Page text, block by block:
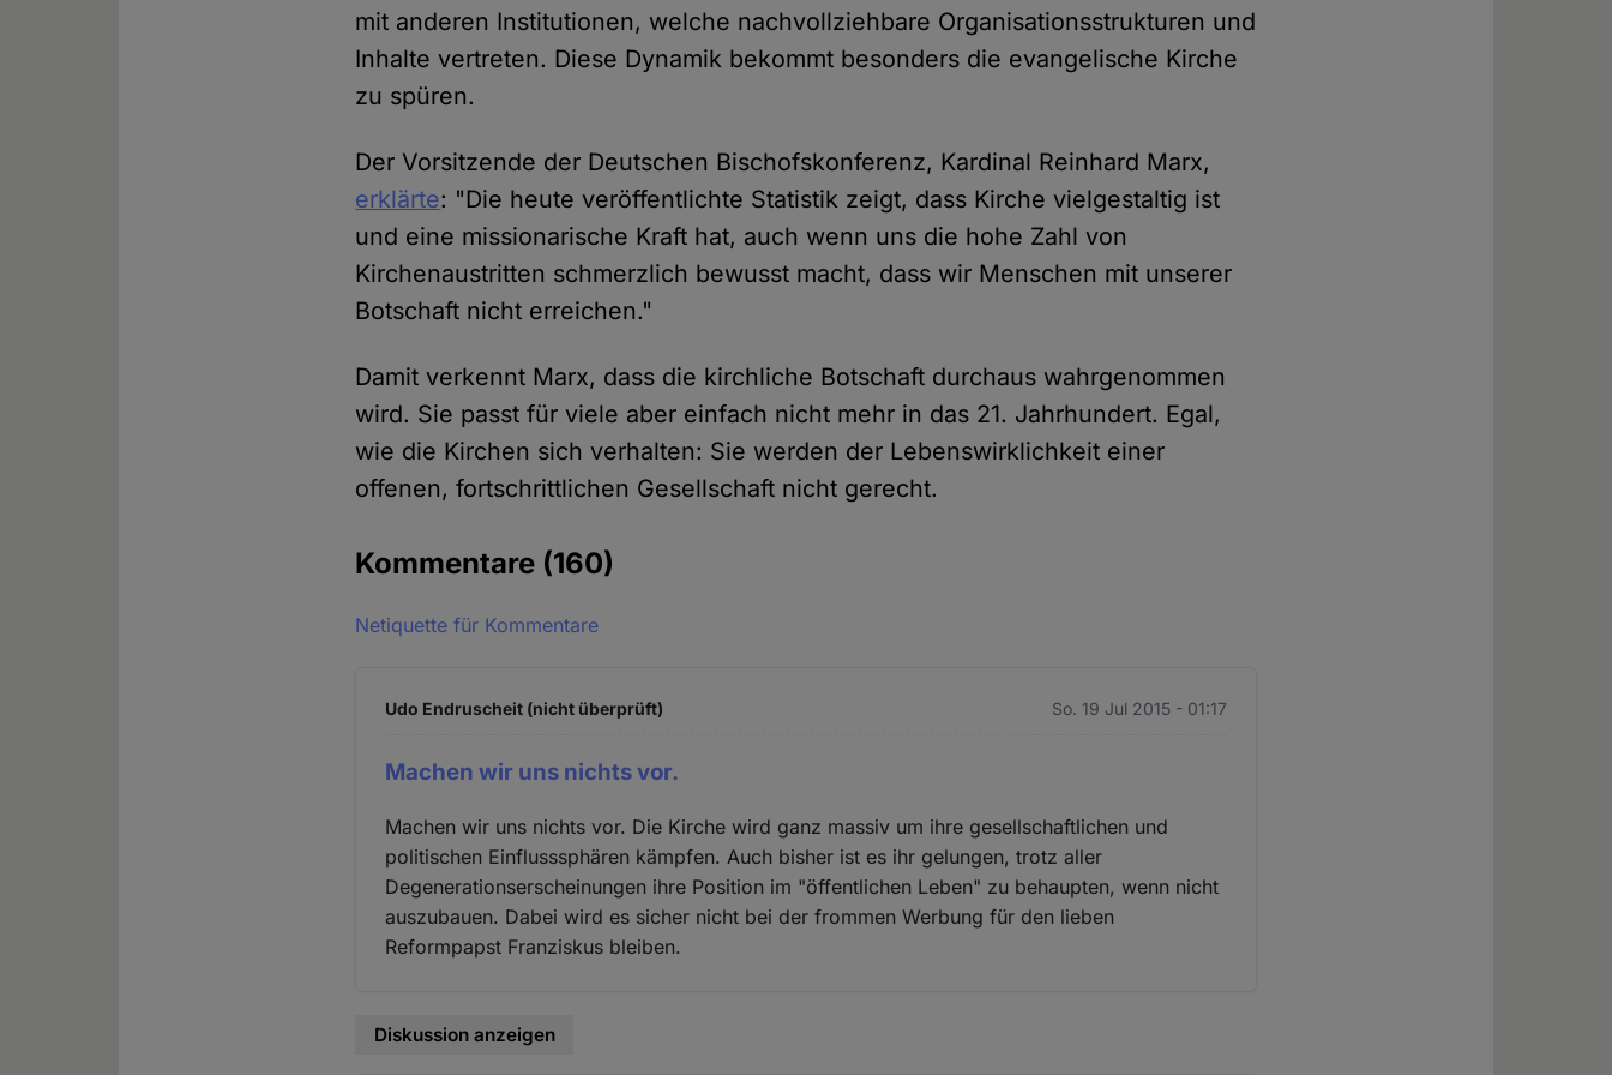
mit anderen Institutionen, welche nachvollziehbare Organisationsstrukturen und
Inhalte vertreten. Diese Dynamik bekommt besonders die evangelische Kirche
zu spüren.
Der Vorsitzende der Deutschen Bischofskonferenz, Kardinal Reinhard Marx,
erklärte: "Die heute veröffentlichte Statistik zeigt, dass Kirche vielgestaltig ist
und eine missionarische Kraft hat, auch wenn uns die hohe Zahl von
Kirchenaustritten schmerzlich bewusst macht, dass wir Menschen mit unserer
Botschaft nicht erreichen."
Damit verkennt Marx, dass die kirchliche Botschaft durchaus wahrgenommen
wird. Sie passt für viele aber einfach nicht mehr in das 21. Jahrhundert. Egal,
wie die Kirchen sich verhalten: Sie werden der Lebenswirklichkeit einer
offenen, fortschrittlichen Gesellschaft nicht gerecht.
Kommentare (160)
Netiquette für Kommentare
Udo Endruscheit (nicht überprüft) So. 19 Jul 2015 - 01:17
Machen wir uns nichts vor.
Machen wir uns nichts vor. Die Kirche wird ganz massiv um ihre gesellschaftlichen und
politischen Einflusssphären kämpfen. Auch bisher ist es ihr gelungen, trotz aller
Degenerationserscheinungen ihre Position im "öffentlichen Leben" zu behaupten, wenn nicht
auszubauen. Dabei wird es sicher nicht bei der frommen Werbung für den lieben
Reformpapst Franziskus bleiben.
Diskussion anzeigen